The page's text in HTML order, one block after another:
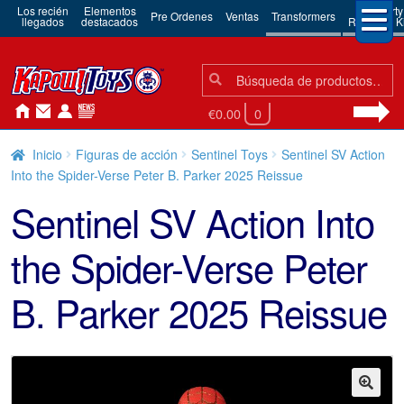
Los recién
llegados
Elementos
destacados Pre Ordenes Ventas Transformers 3rd Party
Robots &
Búsqueda:
Búsqueda
€0.00 0
Inicio Figuras de acción Sentinel Toys
Sentinel SV Action
Into the Spider-Verse Peter B. Parker 2025 Reissue
Sentinel SV Action Into
the Spider-Verse Peter
B. Parker 2025 Reissue